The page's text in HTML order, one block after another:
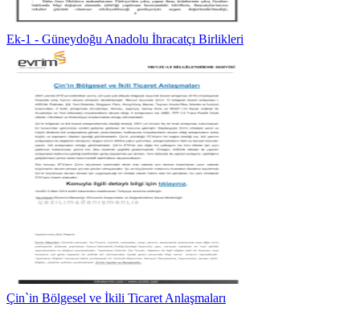
Ek-1 - Güneydoğu Anadolu İhracatçı Birlikleri
Çin`in Bölgesel ve İkili Ticaret Anlaşmaları